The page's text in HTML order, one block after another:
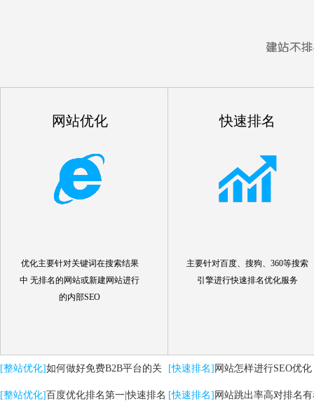
网站优化
优化主要针对关键词在搜索结果
中 无排名的网站或新建网站进行
的内部SEO
快速排名
主要针对百度、搜狗、360等搜索
引擎进行快速排名优化服务
[整站优化]如何做好免费B2B平台的关
键词优化推广
[整站优化]百度优化排名第一|快速排名
[快速排名] 网站怎样进行SEO优化
[快速排名] 网站跳出率高对排名